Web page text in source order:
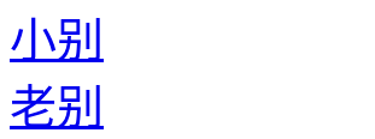
小别
老别